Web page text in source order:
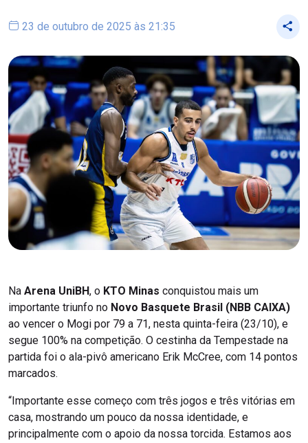
23 de outubro de 2025 às 21:35
Na Arena UniBH, o KTO Minas conquistou mais um
importante triunfo no Novo Basquete Brasil (NBB CAIXA)
ao vencer o Mogi por 79 a 71, nesta quinta-feira (23/10), e
segue 100% na competição. O cestinha da Tempestade na
partida foi o ala-pivô americano Erik McCree, com 14 pontos
marcados.
“Importante esse começo com três jogos e três vitórias em
casa, mostrando um pouco da nossa identidade, e
principalmente com o apoio da nossa torcida. Estamos aos